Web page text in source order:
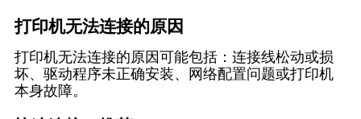
打印机无法连接的原因
打印机无法连接的原因可能包括：连接线松动或损
坏、驱动程序未正确安装、网络配置问题或打印机
本身故障。